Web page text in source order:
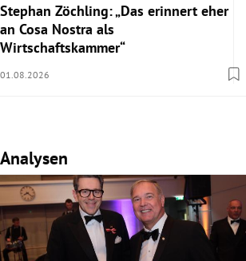
Stephan Zöchling: „Das erinnert eher
an Cosa Nostra als
Wirtschaftskammer“
01.08.2026
Analysen